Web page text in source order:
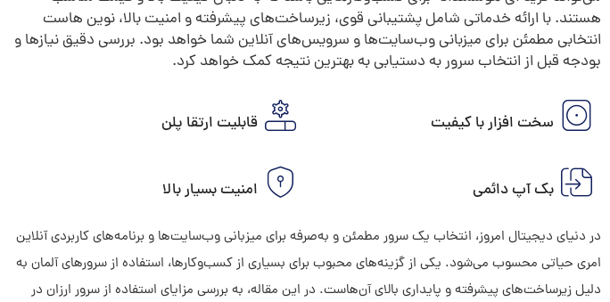
هستند. با ارائه خدماتی شامل پشتیبانی قوی، زیرساخت‌های پیشرفته و امنیت بالا، نوین هاست
انتخابی مطمئن برای میزبانی وب‌سایت‌ها و سرویس‌های آنلاین شما خواهد بود. بررسی دقیق نیازها و
بودجه قبل از انتخاب سرور به دستیابی به بهترین نتیجه کمک خواهد کرد.
سخت افزار با کیفیت قابلیت ارتقا پلن
بک آپ دائمی امنیت بسیار بالا
در دنیای دیجیتال امروز، انتخاب یک سرور مطمئن و به‌صرفه برای میزبانی وب‌سایت‌ها و برنامه‌های کاربردی آنلاین
امری حیاتی محسوب می‌شود. یکی از گزینه‌های محبوب برای بسیاری از کسب‌وکارها، استفاده از سرورهای آلمان به
دلیل زیرساخت‌های پیشرفته و پایداری بالای آن‌هاست. در این مقاله، به بررسی مزایای استفاده از سرور ارزان در